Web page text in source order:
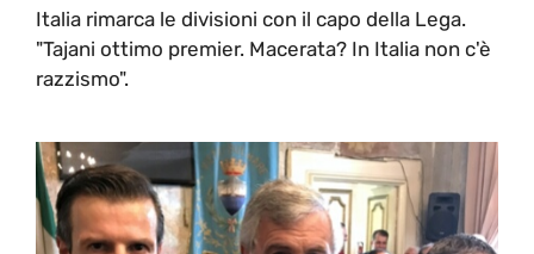
Italia rimarca le divisioni con il capo della Lega.
"Tajani ottimo premier. Macerata? In Italia non c'è
razzismo".